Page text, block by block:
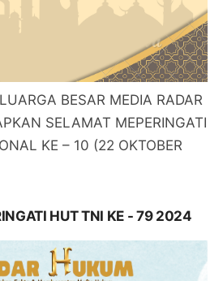
BESAR MEDIA RADAR
SELAMAT MEPERINGATI
KE – 10 (22 OKTOBER
HUT TNI KE - 79 2024